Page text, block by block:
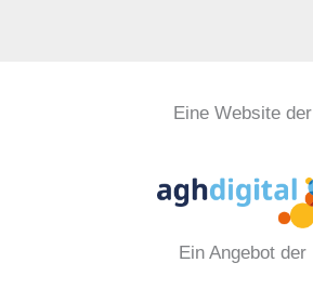
Eine Website der
Ein Angebot der